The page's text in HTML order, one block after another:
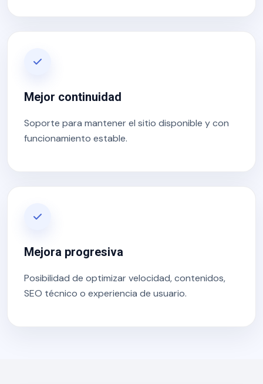
Mejor continuidad
Soporte para mantener el sitio disponible y con
funcionamiento estable.
Mejora progresiva
Posibilidad de optimizar velocidad, contenidos,
SEO técnico o experiencia de usuario.